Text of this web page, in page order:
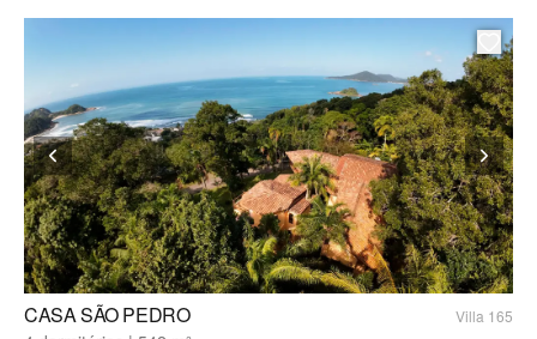
CASA SÃO PEDRO Villa 165